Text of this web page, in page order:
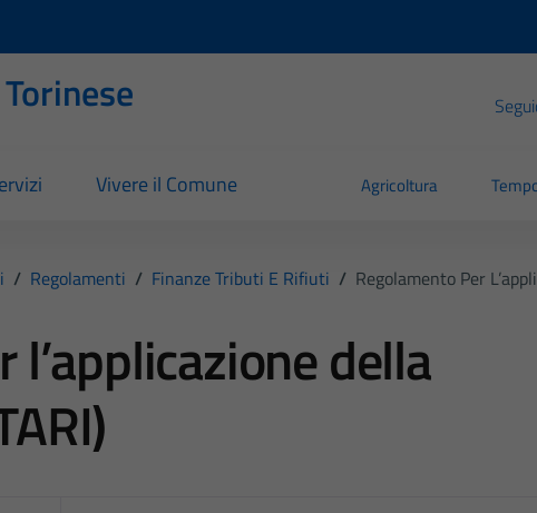
Vivere il Comune Agricoltura
/ Regolamenti / Finanze Tributi E Rifiuti / Regolamento Per
della